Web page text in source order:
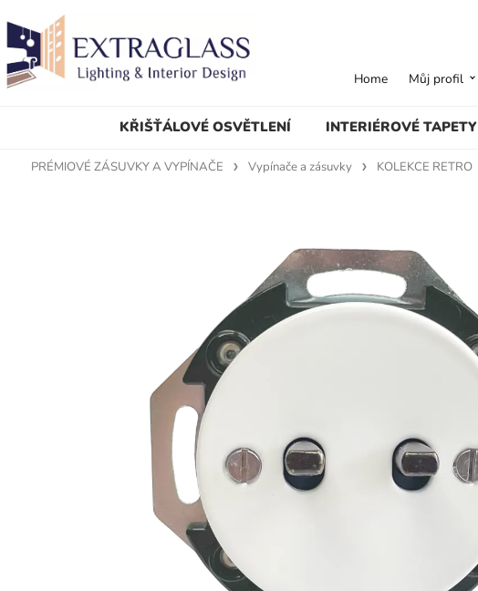
KŘIŠŤÁLOVÉ OSVĚTLENÍ INTERIÉROVÉ TAPETY
Home Můj profil
PRÉMIOVÉ ZÁSUVKY A VYPÍNAČE Vypínače a zásuvky KOLEKCE RETRO